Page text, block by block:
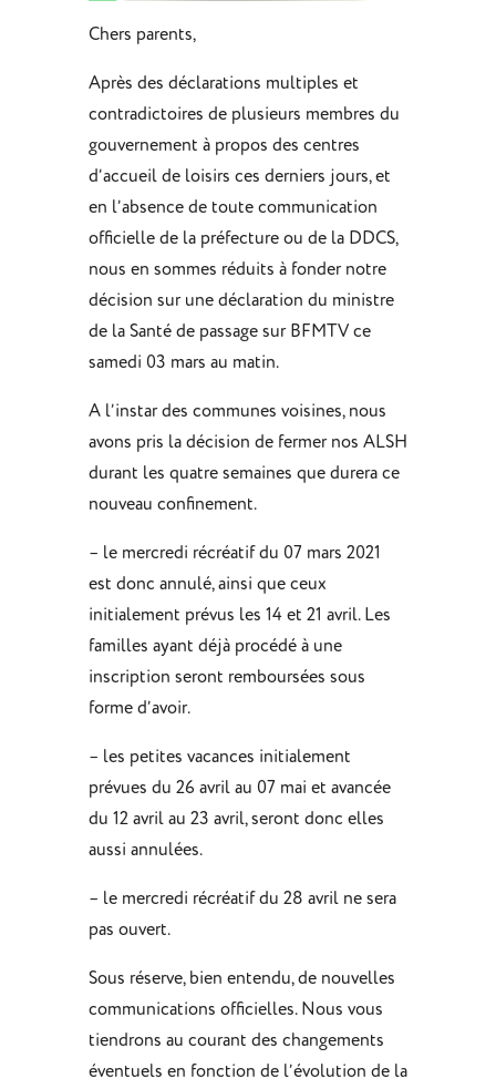
Chers parents,
Après des déclarations multiples et
contradictoires de plusieurs membres du
gouvernement à propos des centres
d’accueil de loisirs ces derniers jours, et
en l’absence de toute communication
officielle de la préfecture ou de la DDCS,
nous en sommes réduits à fonder notre
décision sur une déclaration du ministre
de la Santé de passage sur BFMTV ce
samedi 03 mars au matin.
A l’instar des communes voisines, nous
avons pris la décision de fermer nos ALSH
durant les quatre semaines que durera ce
nouveau confinement.
– le mercredi récréatif du 07 mars 2021
est donc annulé, ainsi que ceux
initialement prévus les 14 et 21 avril. Les
familles ayant déjà procédé à une
inscription seront remboursées sous
forme d’avoir.
– les petites vacances initialement
prévues du 26 avril au 07 mai et avancée
du 12 avril au 23 avril, seront donc elles
aussi annulées.
– le mercredi récréatif du 28 avril ne sera
pas ouvert.
Sous réserve, bien entendu, de nouvelles
communications officielles. Nous vous
tiendrons au courant des changements
éventuels en fonction de l’évolution de la